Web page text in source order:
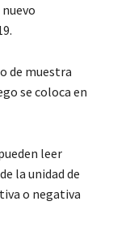
de muestra
se coloca en
leer
la unidad de
o negativa